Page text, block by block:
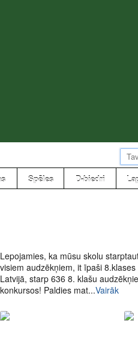
Spēles D-biedri
Lepojamies, ka mūsu skolu
visiem audzēkņiem, it īpaši
Latvijā, starp 636 8. klašu
konkursos! Paldies mat...Vairāk